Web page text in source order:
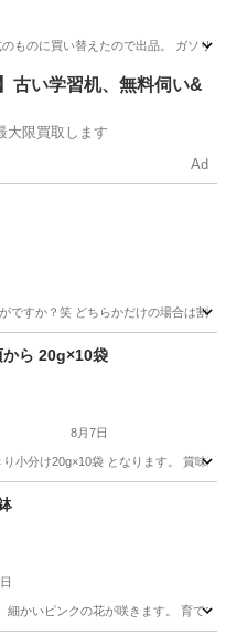
ものに買い替えたので出品。 ガソリ
ロワー
古い学習机、無料伺い&
大限買取します
Ad
ですか？笑 どちらかだけの場合は割高
カブトムシ
から 20g×10袋
8月7日
小分け20g×10袋 となります。 賞味
他
細かいピンクの花が咲きます。 育てて